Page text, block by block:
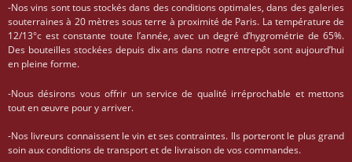
-Nos vins sont tous stockés dans des conditions optimales, dans des galeries
souterraines à 20 mètres sous terre à proximité de Paris. La température de
12/13°c est constante toute l’année, avec un degré d’hygrométrie de 65%.
Des bouteilles stockées depuis dix ans dans notre entrepôt sont aujourd’hui
en pleine forme.
-Nous désirons vous offrir un service de qualité irréprochable et mettons
tout en œuvre pour y arriver.
-Nos livreurs connaissent le vin et ses contraintes. Ils porteront le plus grand
soin aux conditions de transport et de livraison de vos commandes.